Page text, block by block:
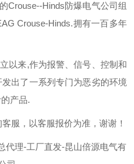
Crouse--Hinds防爆电气公司组
Crouse-Hinds.拥有一百多年
以来,作为报警、信号、控制和
出了一系列专门为恶劣的环境
产品.
服，以客服报价为准，谢谢！
代理-工厂直发-昆山倍源电气有